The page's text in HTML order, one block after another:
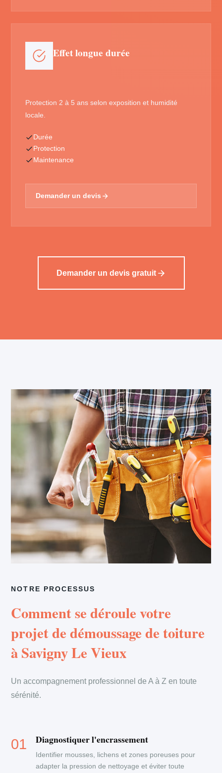
Effet longue durée
Protection 2 à 5 ans selon exposition et humidité
locale.
Durée
Protection
Maintenance
Demander un devis
Demander un devis gratuit
NOTRE PROCESSUS
Comment se déroule votre
projet de démoussage de toiture
à Savigny Le Vieux
Un accompagnement professionnel de A à Z en toute
sérénité.
Diagnostiquer l'encrassement
Identifier mousses, lichens et zones poreuses pour
adapter la pression de nettoyage et éviter toute